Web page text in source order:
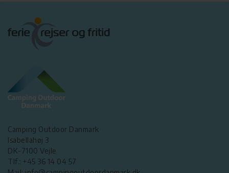
Camping Outdoor Danmark
Isabellahøj 3
DK-7100 Vejle
Tlf.: +45 36 14 04 57